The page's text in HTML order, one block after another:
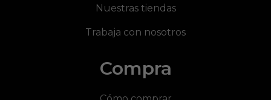
Nuestras tiendas
Trabaja con nosotros
Compra